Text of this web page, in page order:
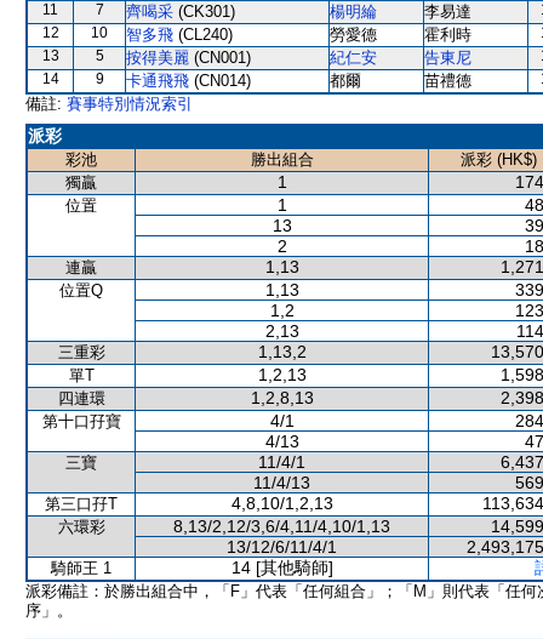
11
7 齊喝采 (CK301) 楊明綸 李易達
12
10 智多飛 (CL240) 勞愛德 霍利時
13
5 按得美麗 (CN001) 紀仁安 告東尼
14
9 卡通飛飛 (CN014) 都爾 苗禮德
備註: 賽事特別情況索引
派彩
彩池 勝出組合
派彩 (HK$)
獨贏
1
位置 1
13
2
連贏 1,13
位置Q 1,13
1,2
2,13
三重彩 1,13,2
單T 1,2,13
四連環 1,2,8,13
第十口孖寶 4/1
4/13
三寶 11/4/1
11/4/13
第三口孖T 4,8,10/1,2,13
六環彩 8,13/2,12/3,6/4,11/4,10/1,13
13/12/6/11/4/1
騎師王 1 14 [其他騎師]
派彩備註：於勝出組合中，「F」代表「任何組合」；「M」則代表「任何
序」。